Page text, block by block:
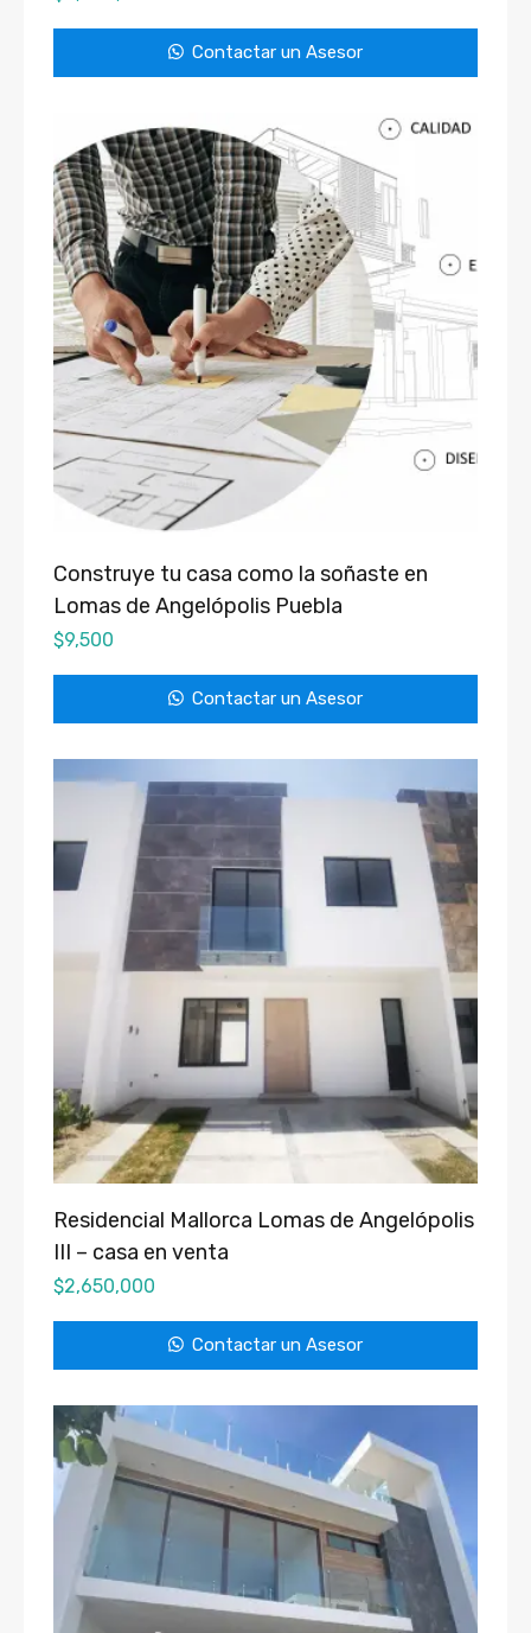
Contactar un Asesor
Construye tu casa como la soñaste en
Lomas de Angelópolis Puebla
$9,500
Contactar un Asesor
Residencial Mallorca Lomas de Angelópolis
III – casa en venta
$2,650,000
Contactar un Asesor